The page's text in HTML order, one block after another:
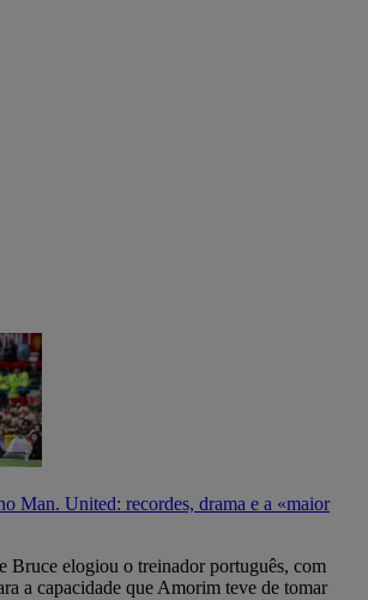
Man. United: recordes, drama e a «maior
Bruce elogiou o treinador português, com
a capacidade que Amorim teve de tomar